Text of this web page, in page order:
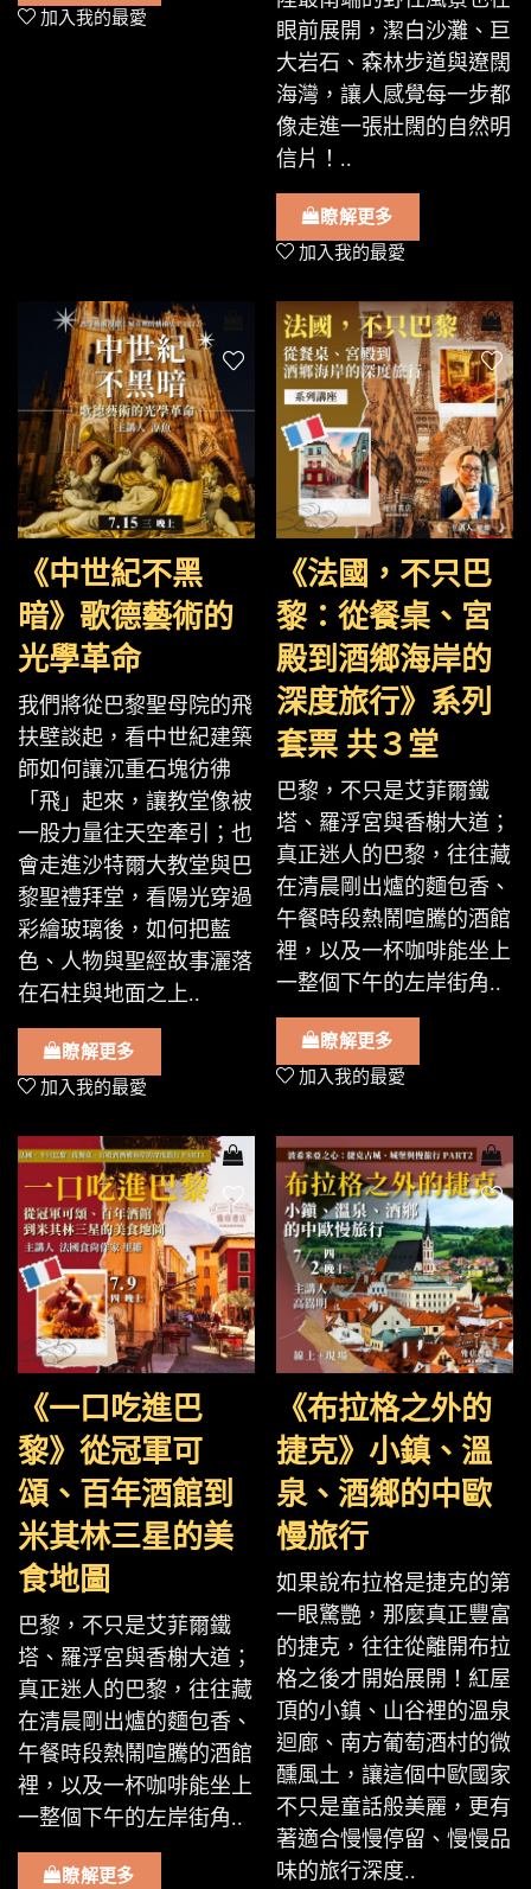
加入我的最愛
眼前展開，潔白沙灘、巨
大岩石、森林步道與遼闊
海灣，讓人感覺每一步都
像走進一張壯闊的自然明
信片！..
瞭解更多
加入我的最愛
《中世紀不黑
暗》歌德藝術的
光學革命
我們將從巴黎聖母院的飛
扶壁談起，看中世紀建築
師如何讓沉重石塊彷彿
「飛」起來，讓教堂像被
一股力量往天空牽引；也
會走進沙特爾大教堂與巴
黎聖禮拜堂，看陽光穿過
彩繪玻璃後，如何把藍
色、人物與聖經故事灑落
在石柱與地面之上..
瞭解更多
加入我的最愛
《法國，不只巴
黎：從餐桌、宮
殿到酒鄉海岸的
深度旅行》系列
套票 共３堂
巴黎，不只是艾菲爾鐵
塔、羅浮宮與香榭大道；
真正迷人的巴黎，往往藏
在清晨剛出爐的麵包香、
午餐時段熱鬧喧騰的酒館
裡，以及一杯咖啡能坐上
一整個下午的左岸街角..
瞭解更多
加入我的最愛
《一口吃進巴
黎》從冠軍可
頌、百年酒館到
米其林三星的美
食地圖
巴黎，不只是艾菲爾鐵
塔、羅浮宮與香榭大道；
真正迷人的巴黎，往往藏
在清晨剛出爐的麵包香、
午餐時段熱鬧喧騰的酒館
裡，以及一杯咖啡能坐上
一整個下午的左岸街角..
瞭解更多
《布拉格之外的
捷克》小鎮、溫
泉、酒鄉的中歐
慢旅行
如果說布拉格是捷克的第
一眼驚艷，那麼真正豐富
的捷克，往往從離開布拉
格之後才開始展開！紅屋
頂的小鎮、山谷裡的溫泉
迴廊、南方葡萄酒村的微
醺風土，讓這個中歐國家
不只是童話般美麗，更有
著適合慢慢停留、慢慢品
味的旅行深度..